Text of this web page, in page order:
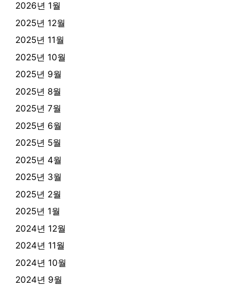
2026년 1월
2025년 12월
2025년 11월
2025년 10월
2025년 9월
2025년 8월
2025년 7월
2025년 6월
2025년 5월
2025년 4월
2025년 3월
2025년 2월
2025년 1월
2024년 12월
2024년 11월
2024년 10월
2024년 9월